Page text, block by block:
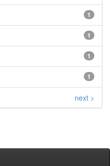
1
1
1
1
next >